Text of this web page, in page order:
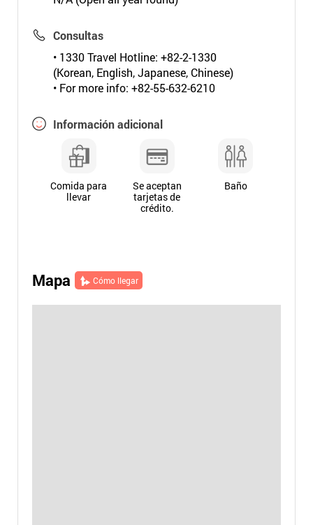
Consultas
• 1330 Travel Hotline: +82-2-1330
(Korean, English, Japanese, Chinese)
• For more info: +82-55-632-6210
Información adicional
Comida para
llevar
Se aceptan
tarjetas de
crédito.
Baño
Mapa Cómo llegar